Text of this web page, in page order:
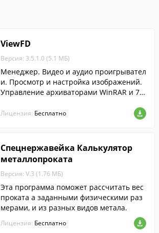
ViewFD
Версия: 3.5.1.0 (5.1 МБ)
Менеджер. Видео и аудио проигрывател
и. Просмотр и настройка изображений.
Управление архиваторами WinRAR и 7-Z
Лицензия: Бесплатно
Спецнержавейка Калькулятор
металлопроката
Версия: V.3 (1.76 МБ)
Эта программа поможет рассчитать вес
проката а заданными физическими раз
мерами, и из разных видов метала.
Лицензия: Бесплатно